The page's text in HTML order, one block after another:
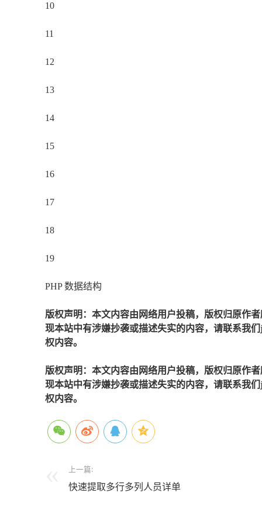
10
11
12
13
14
15
16
17
18
19
PHP 数据结构
版权声明：本文内容由网络用户投稿，版权归原作
现本站中有涉嫌抄袭或描述失实的内容，请联系我
权内容。
版权声明：本文内容由网络用户投稿，版权归原作
现本站中有涉嫌抄袭或描述失实的内容，请联系我
权内容。
上一篇:
快速提取多行多列人员详单